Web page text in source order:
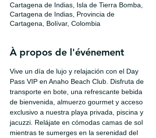
Cartagena de Indias, Isla de Tierra Bomba,
Cartagena de Indias, Provincia de
Cartagena, Bolívar, Colombia
À propos de l'événement
Vive un día de lujo y relajación con el Day
Pass VIP en Anaho Beach Club. Disfruta de
transporte en bote, una refrescante bebida
de bienvenida, almuerzo gourmet y acceso
exclusivo a nuestra playa privada, piscina y
jacuzzi. Relájate en cómodas camas de sol
mientras te sumerges en la serenidad del